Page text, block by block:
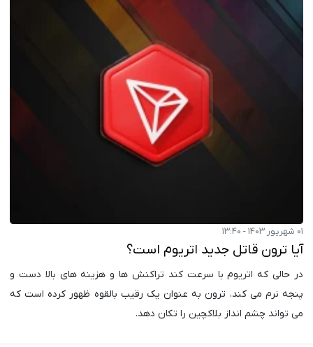
۰۱ شهریور ۱۴۰۳ - ۱۳:۴۰
آیا ترون قاتل جدید اتریوم است؟
در حالی که اتریوم با سرعت کند تراکنش ها و هزینه های بالا دست و
پنجه نرم می کند، ترون به عنوان یک رقیب بالقوه ظهور کرده است که
می تواند چشم انداز بلاکچین را تکان دهد.